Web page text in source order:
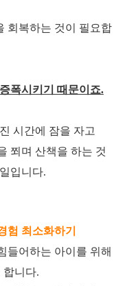
회복하는 것이 필요합
폭시키기 때문이죠.
시간에 잠을 자고
쬐며 산책을 하는 것
입니다.
험 최소화하기
들어하는 아이를 위해
합니다.